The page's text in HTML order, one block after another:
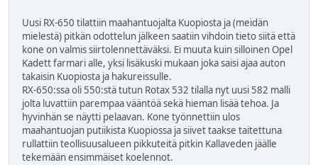
Uusi RX-650 tilattiin maahantuojalta Kuopiosta ja (meidän
mielestä) pitkän odottelun jälkeen saatiin vihdoin tieto siitä että
kone on valmis siirtolennettäväksi. Ei muuta kuin silloinen Opel
Kadett farmari alle, yksi lisäkuski mukaan joka saisi ajaa auton
takaisin Kuopiosta ja hakureissulle.
RX-650:ssa oli 550:stä tutun Rotax 532 tilalla nyt uusi 582 malli
jolta luvattiin parempaa vääntöä sekä hieman lisää tehoa. Ja
hyvinhän se näytti pelaavan. Kone työnnettiin ulos
maahantuojan putiikista Kuopiossa ja siivet taakse taitettuna
rullattiin teollisuusalueen pikkuteitä pitkin Kallaveden jäälle
tekemään ensimmäiset koelennot.